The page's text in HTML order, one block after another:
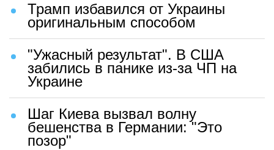
Трамп избавился от Украины
оригинальным способом
"Ужасный результат". В США
забились в панике из-за ЧП на
Украине
Шаг Киева вызвал волну
бешенства в Германии: "Это
позор"